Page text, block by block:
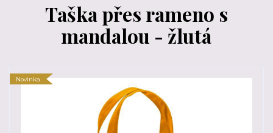
Taška přes rameno s
mandalou - žlutá
Novinka